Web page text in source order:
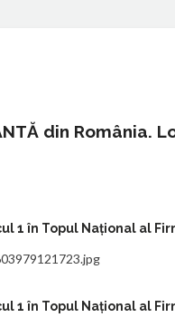
din România.
1 în Topul Național al
1 în Topul Național al